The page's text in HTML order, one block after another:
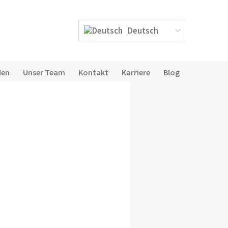
Deutsch
Unser Team Kontakt Karriere Blog